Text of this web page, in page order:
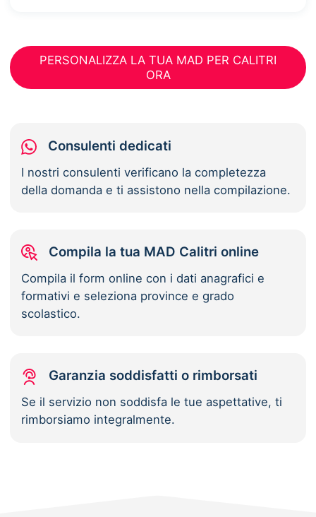
PERSONALIZZA LA TUA MAD PER CALITRI
ORA
Consulenti dedicati
I nostri consulenti verificano la completezza
della domanda e ti assistono nella compilazione.
Compila la tua MAD Calitri online
Compila il form online con i dati anagrafici e
formativi e seleziona province e grado
scolastico.
Garanzia soddisfatti o rimborsati
Se il servizio non soddisfa le tue aspettative, ti
rimborsiamo integralmente.